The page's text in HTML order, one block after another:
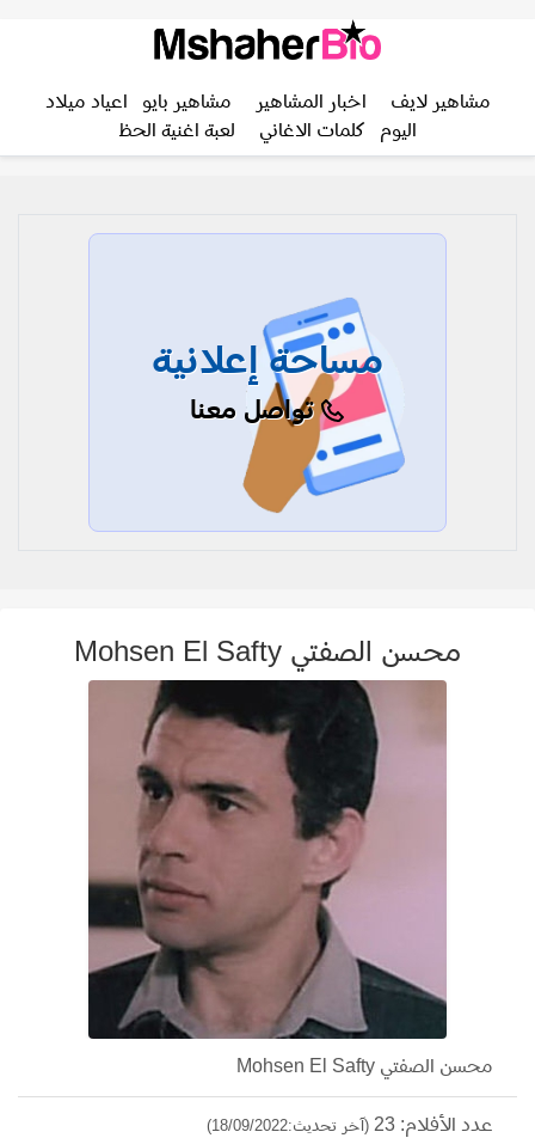
مشاهير لايف اخبار المشاهير مشاهير بايو
اعياد ميلاد
اليوم
كلمات الاغاني لعبة اغنية الحظ
مساحة إعلانية
تواصل معنا
محسن الصفتي Mohsen El Safty
محسن الصفتي Mohsen El Safty
عدد الأفلام: 23 (آخر تحديث:18/09/2022)